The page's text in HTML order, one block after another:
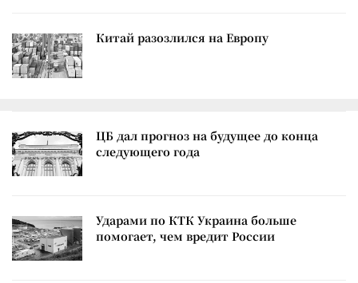
Китай разозлился на Европу
ЦБ дал прогноз на будущее до конца
следующего года
Ударами по КТК Украина больше
помогает, чем вредит России